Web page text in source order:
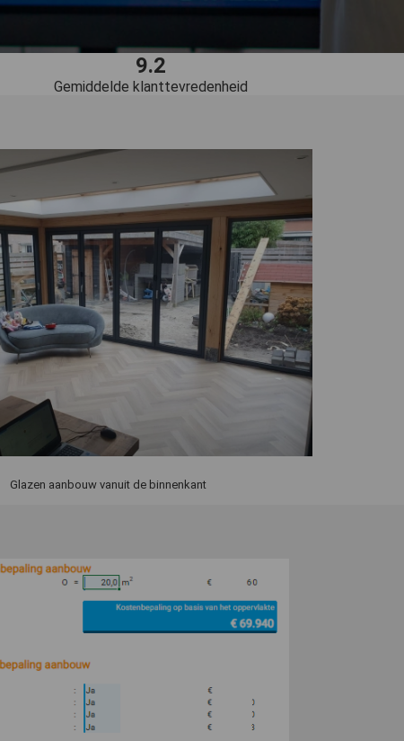
9.2
Gemiddelde klanttevredenheid
Glazen aanbouw vanuit de binnenkant